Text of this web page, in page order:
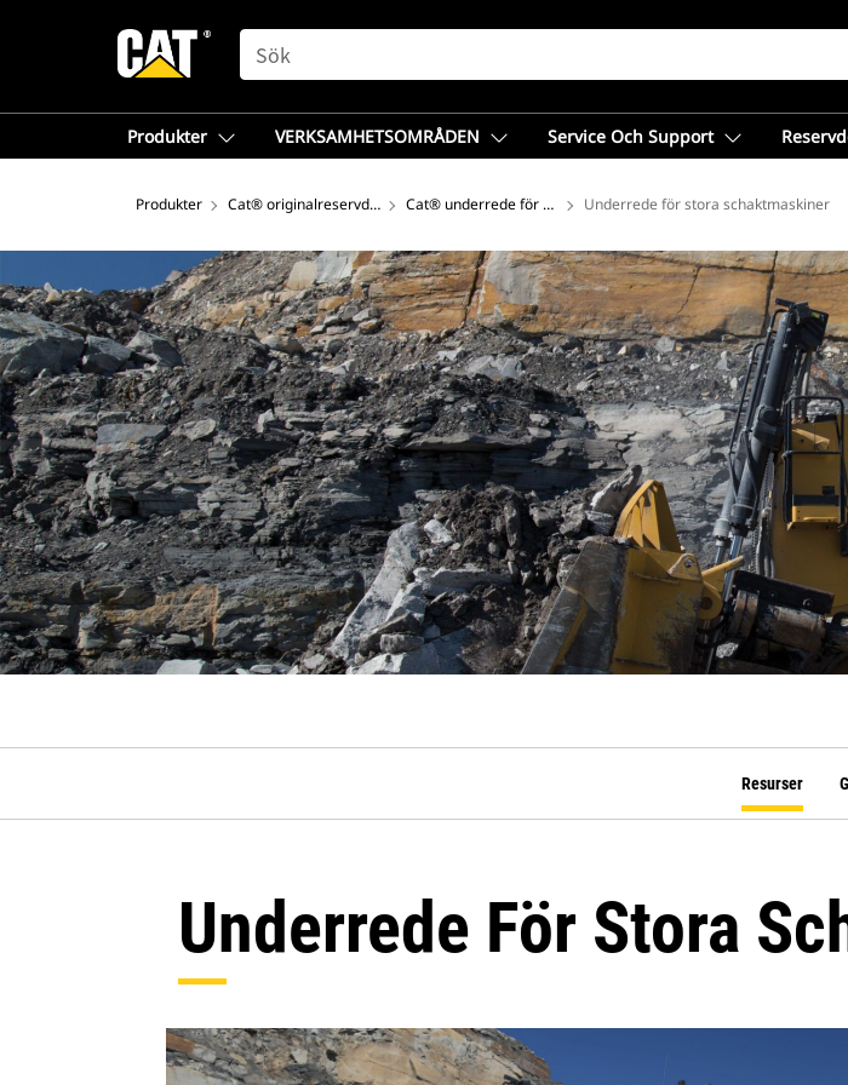
SEARCH
Produkter VERKSAMHETSOMRÅDEN Service Och Support
Produkter Cat® originalreservdelar Cat® underrede för entreprenadUnderrede för stora schaktmaskiner
Resurser
Underrede För Stora